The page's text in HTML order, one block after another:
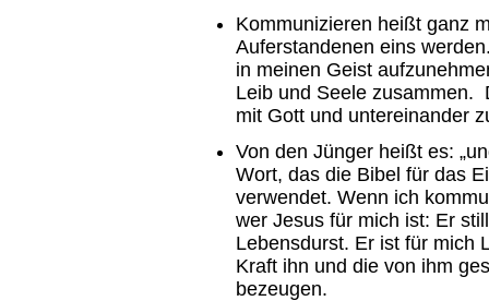
Kommunizieren heißt ganz
Auferstandenen eins
in meinen Geist
Leib und Seele zusammen.
mit Gott und untereinander
Von den Jünger heißt es:
Wort, das die Bibel für das
verwendet. Wenn ich
wer Jesus für mich ist: Er
Lebensdurst. Er ist für mich
Kraft ihn und die von ihm
bezeugen.